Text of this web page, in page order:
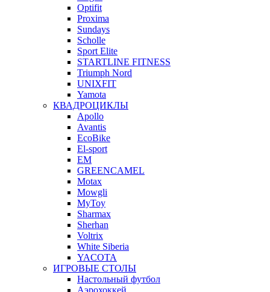
Optifit
Proxima
Sundays
Scholle
Sport Elite
STARTLINE FITNESS
Triumph Nord
UNIXFIT
Yamota
КВАДРОЦИКЛЫ
Apollo
Avantis
EcoBike
El-sport
EM
GREENCAMEL
Motax
Mowgli
MyToy
Sharmax
Sherhan
Voltrix
White Siberia
YACOTA
ИГРОВЫЕ СТОЛЫ
Настольный футбол
Аэрохоккей